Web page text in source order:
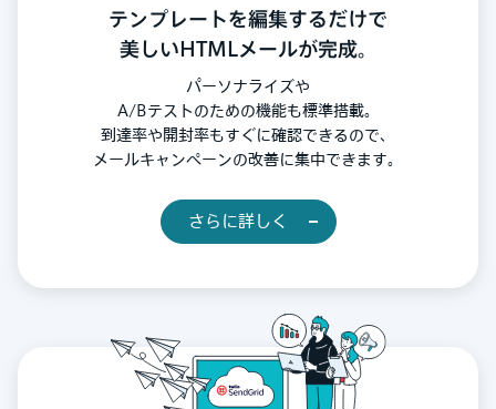
テンプレートを編集するだけで
美しいHTMLメールが完成。
パーソナライズや
A/Bテストのための機能も標準搭載。
到達率や開封率もすぐに確認できるので、
メールキャンペーンの改善に集中できます。
さらに詳しく